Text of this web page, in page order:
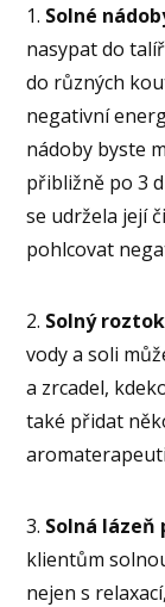
1. Solné
nasypat do
do různých
negativní
nádoby byste
přibližně po 3
se udržela její
pohlcovat
2. Solný
vody a soli
a zrcadel,
také přidat
3. Solná lázeň
klientům
nejen s